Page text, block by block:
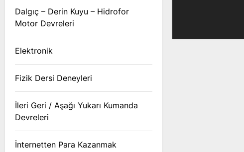
Dalgıç – Derin Kuyu – Hidrofor
Motor Devreleri
Elektronik
Fizik Dersi Deneyleri
İleri Geri / Aşağı Yukarı Kumanda
Devreleri
İnternetten Para Kazanmak